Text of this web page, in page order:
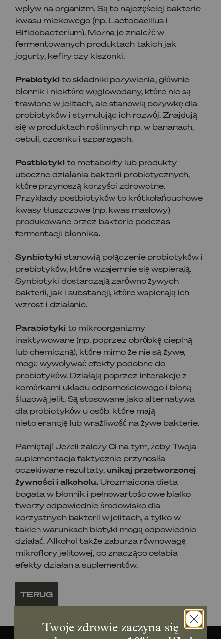
wpływ na organizm. Są to najczęściej bakterie
kwasu mlekowego (np. Lactobacillus i
Bifidobacterium). Można je znaleźć w
fermentowanych produktach takich jak
jogurty, kefiry czy kiszonki.
Prebiotyki to składniki pożywienia, głównie
błonnik i niektóre węglowodany, które nie są
trawione w jelitach, ale stanowią pożywkę dla
probiotyków i stymulując ich rozwój. Znajdują
się w produktach roślinnych np. w bananach,
cebuli, czosnku i szparagach.
Postbiotyki to metabolity lub produkty
uboczne działania bakterii probiotycznych,
które przynoszą korzyści zdrowotne.
Przykłady postbiotyków to krótkołańcuchowe
kwasy tłuszczowe (np. kwas masłowy)
produkowane przez bakterie podczas
fermentacji błonnika.
Synbiotyki stanowią połączenie probiotyków i
prebiotyków, które wzajemnie się wspierają.
Synbiotyki dostarczają zarówno żywych
bakterii, jak i substancji, które wspierają ich
wzrost i działanie.
Parabiotyki to mikroorganizmy
inaktywowane (np. poprzez obróbkę cieplną
lub chemiczną), które mimo że nie są żywe,
mogą wywoływać efekty podobne do
probiotyków. Działają poprzez interakcję z
komórkami układu odpornościowego i błoną
śluzową jelit. Są stosowane jako alternatywa
dla probiotyków u osób, które mają
nietolerancję lub wrażliwość na żywe bakterie.
Pamiętaj! Jeżeli zależy Ci na tym, żeby Twoja
suplementacja faktycznie przynosiła
oczekiwane rezultaty,unikaj przetworzonej
żywności i alkoholu. Urozmaicona dieta
bogata w błonnik i pełnowartościowe białko
tworzy odpowiednie środowisko dla
korzystnych bakterii w jelitach, a tylko w
takich warunkach biotyki mogą odpowiednio
działać. Alkohol także zaburza równowagę
mikroflory jelitowej, co znacząco osłabia
efekty działania suplementów.
TERUG
Twoje zdrowie zaczyna się